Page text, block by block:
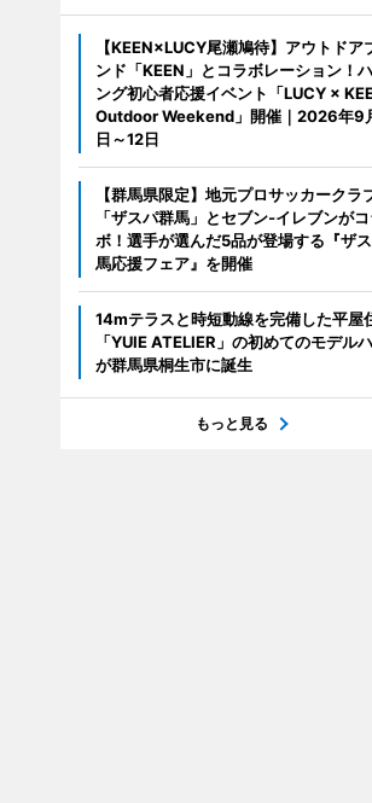
【KEEN×LUCY尾瀬鳩待】アウトドア
ンド「KEEN」とコラボレーション！
ング初心者応援イベント「LUCY ×
Outdoor Weekend」開催｜2026年9
日～12日
【群馬県限定】地元プロサッカークラ
「ザスパ群馬」とセブン‐イレブンが
ボ！選手が選んだ5品が登場する『ザ
馬応援フェア』を開催
14mテラスと時短動線を完備した平屋
「YUIE ATELIER」の初めてのモデル
が群馬県桐生市に誕生
もっと見る